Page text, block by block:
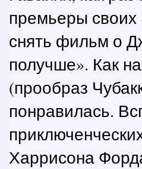
премьеры своих
снять фильм о
получше». Как
(прообраз
понравилась.
Харрисона